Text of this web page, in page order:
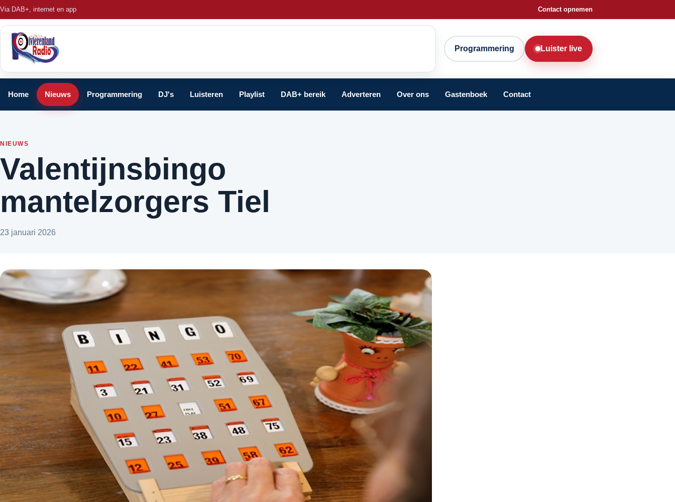
Via DAB+, internet en app Contact opnemen
Programmering Luister live
Home Nieuws Programmering DJ's Luisteren Playlist DAB+ bereik Adverteren Over ons Gastenboek Contact
NIEUWS
Valentijnsbingo
mantelzorgers Tiel
23 januari 2026